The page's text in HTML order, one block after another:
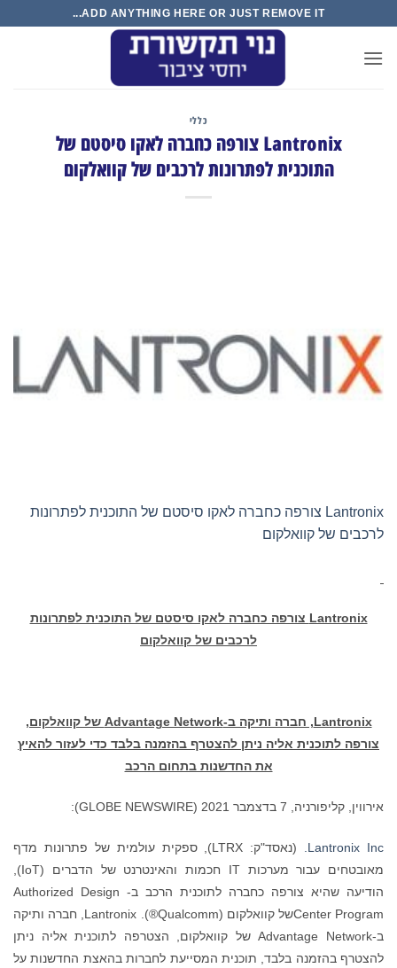
content
ADD ANYTHING HERE OR JUST REMOVE IT...
כללי
Lantronix צורפה כחברה לאקו סיסטם של
התוכנית לפתרונות לרכבים של קוואלקום
Lantronix צורפה כחברה לאקו סיסטם של התוכנית לפתרונות
לרכבים של קוואלקום
Lantronix צורפה כחברה לאקו סיסטם של התוכנית לפתרונות
לרכבים של קוואלקום
Lantronix, חברה ותיקה ב-Advantage Network של קוואלקום,
צורפה לתוכנית אליה ניתן להצטרף בהזמנה בלבד כדי לעזור להאיץ
את החדשנות בתחום הרכב
אירווין, קליפורניה, 7 בדצמבר 2021 (GLOBE NEWSWIRE):
Lantronix Inc.
(נאסד"ק: LTRX), ספקית עולמית של פתרונות מדף
מאובטחים עבור מערכות IT חכמות והאינטרנט של הדברים (IoT),
הודיעה שהיא צורפה כחברה לתוכנית הרכב ב- Authorized Design
Center Programשל קוואלקום (Qualcomm®). Lantronix, חברה ותיקה
ב-Advantage Network של קוואלקום, הצטרפה לתוכנית אליה ניתן
להצטרף בהזמנה בלבד, תוכנית המסייעת לחברות בהאצת החדשנות על